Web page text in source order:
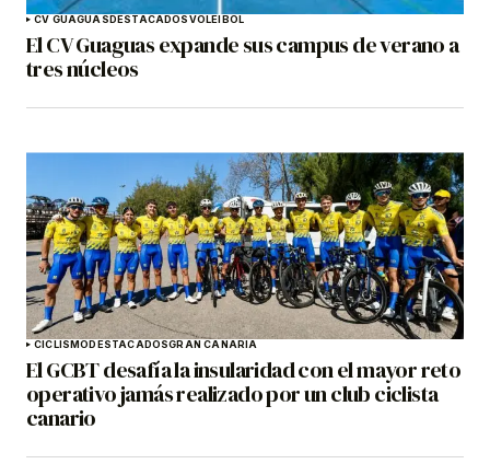
CV GUAGUAS DESTACADOSVOLEIBOL
El CV Guaguas expande sus campus de verano a
tres núcleos
CICLISMO DESTACADOSGRAN CANARIA
El GCBT desafía la insularidad con el mayor reto
operativo jamás realizado por un club ciclista
canario